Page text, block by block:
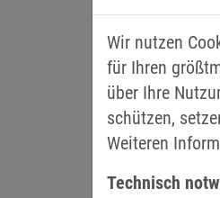
zu versorgen“,
Megawatt
über eine
dabei die
Wir nutzen
für Ihren
über Ihre
schützen,
Weiteren
Technisch